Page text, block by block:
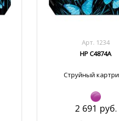
Арт. 1234
HP C4874A
Струйный
2 691 руб.